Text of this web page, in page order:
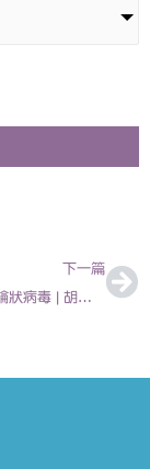
下一篇
【醫生教室 】輪狀病毒 | 胡振斌 – 兒科專科醫生